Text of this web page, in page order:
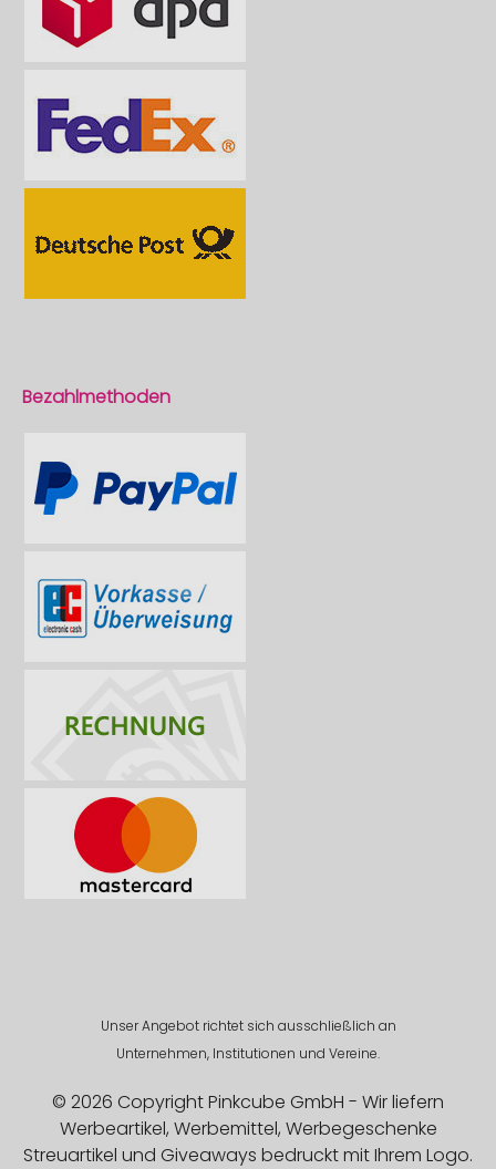
Bezahlmethoden
Unser Angebot richtet sich ausschließlich an
Unternehmen, Institutionen und Vereine.
© 2026 Copyright Pinkcube GmbH - Wir liefern
Werbeartikel, Werbemittel, Werbegeschenke
Streuartikel und Giveaways bedruckt mit Ihrem Logo.